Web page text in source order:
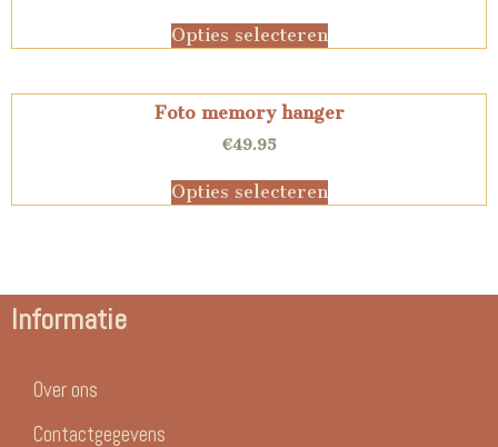
Opties selecteren
Foto memory hanger
€49.95
Opties selecteren
Informatie
Over ons
Contactgegevens